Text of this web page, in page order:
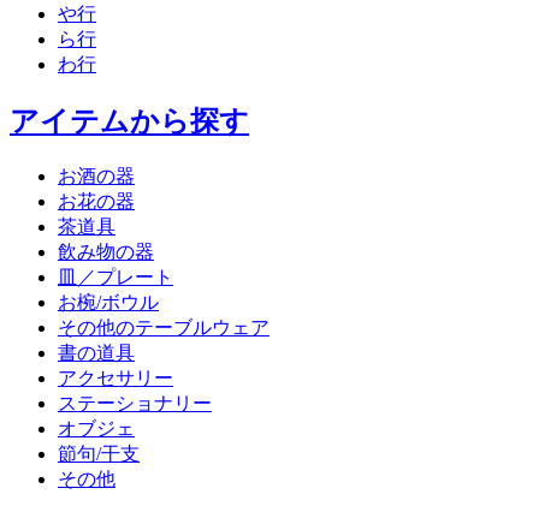
や行
ら行
わ行
アイテムから探す
お酒の器
お花の器
茶道具
飲み物の器
皿／プレート
お椀/ボウル
その他のテーブルウェア
書の道具
アクセサリー
ステーショナリー
オブジェ
節句/干支
その他